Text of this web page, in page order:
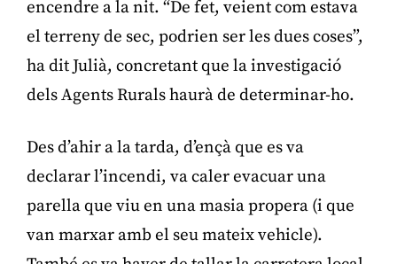
encendre a la nit. “De fet, veient com estava
el terreny de sec, podrien ser les dues coses”,
ha dit Julià, concretant que la investigació
dels Agents Rurals haurà de determinar-ho.
Des d’ahir a la tarda, d’ençà que es va
declarar l’incendi, va caler evacuar una
parella que viu en una masia propera (i que
van marxar amb el seu mateix vehicle).